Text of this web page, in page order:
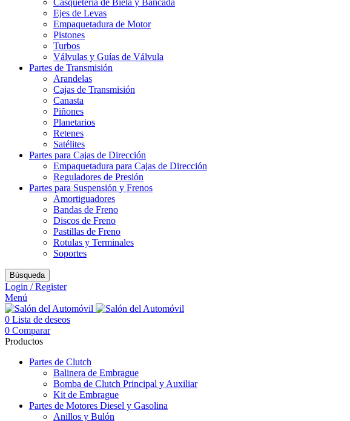
Casquetería de Biela y Bancada
Ejes de Levas
Empaquetadura de Motor
Pistones
Turbos
Válvulas y Guías de Válvula
Partes de Transmisión
Arandelas
Cajas de Transmisión
Canasta
Piñones
Planetarios
Retenes
Satélites
Partes para Cajas de Dirección
Empaquetadura para Cajas de Dirección
Reguladores de Presión
Partes para Suspensión y Frenos
Amortiguadores
Bandas de Freno
Discos de Freno
Pastillas de Freno
Rotulas y Terminales
Soportes
Búsqueda
Login / Register
Menú
0 Lista de deseos
0 Comparar
Productos
Partes de Clutch
Balinera de Embrague
Bomba de Clutch Principal y Auxiliar
Kit de Embrague
Partes de Motores Diesel y Gasolina
Anillos y Bulón